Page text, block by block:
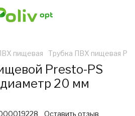
пищевая Трубка ПВХ пищевая
Presto-PS
20 мм
Оставить отзыв